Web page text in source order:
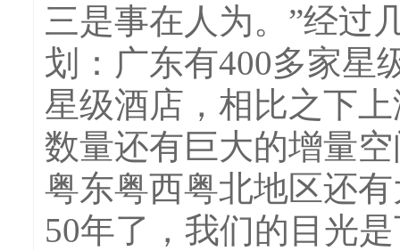
三是事在人为。”经过
划：广东有400多家星
星级酒店，相比之下
数量还有巨大的增量
粤东粤西粤北地区还
50年了，我们的目光